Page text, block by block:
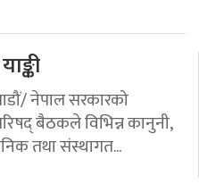
नेपाल सरकारको
बैठकले विभिन्न कानुनी,
तथा संस्थागत...